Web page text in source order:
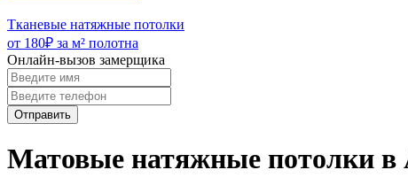
Тканевые натяжные потолки
от 180₽ за м² полотна
Онлайн-вызов замерщика
Отправить
Матовые натяжные потолки в